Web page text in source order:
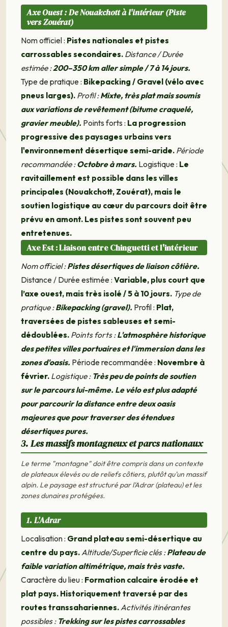
Axe Ouest : De Nouakchott à l'intérieur (Piste
vers Zouérat)
Nom officiel : Pistes nationales et pistes
carrossables secondaires. Distance / Durée
estimée :200–350 km aller simple / 7 à 14 jours.
Type de pratique : Bikepacking / Gravel (vélo avec
pneus larges). Profil :Mixte, très plat mais soumis
aux variations de revêtement (bitume craquelé,
gravier meuble). Points forts : La progression
progressive des paysages urbains vers
l'environnement désertique semi-aride. Période
recommandée :Octobre à mars. Logistique : Le
ravitaillement est possible dans les villes
principales (Nouakchott, Zouérat), mais le
soutien logistique au cœur du parcours doit être
prévu en amont. Les pistes sont souvent peu
entretenues.
Axe Est : Liaison entre Chinguetti et l'intérieur
Nom officiel :Pistes désertiques de liaison côtière.
Distance / Durée estimée : Variable, plus court que
l’axe ouest, mais très isolé / 5 à 10 jours. Type de
pratique :Bikepacking (gravel). Profil : Plat,
traversées de pistes sableuses et semi-
dédoublées. Points forts :L'atmosphère historique
des petites villes portuaires et l'immersion dans les
zones d'oasis. Période recommandée : Novembre à
février. Logistique :Très peu de points de soutien
sur le parcours lui-même. Le vélo est plus adapté
pour parcourir la distance entre deux oasis
majeures que pour traverser des étendues
désertiques pures.
3. Les massifs montagneux et parcs nationaux
Le terme "montagne" doit être compris dans un contexte
de plateaux élevés ou de reliefs côtiers, plutôt qu'un massif
alpin. Le paysage est structuré par l'Adrar (plateau) et les
zones dunaires protégées.
1. L'Adrar
Localisation : Grand plateau semi-désertique au
centre du pays.Altitude/Superficie clés :Plateau de
faible variation altimétrique, mais très vaste.
Caractère du lieu : Formation calcaire érodée et
plat pays. Historiquement traversé par des
routes transsahariennes.Activités itinérantes
possibles :Trekking sur les pistes carrossables